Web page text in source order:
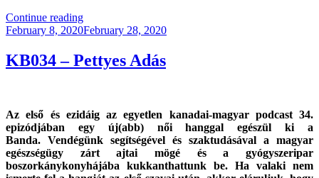
Continue reading“KB042
–
Szülőség
Hivatás
Posted
February 8, 2020February 28, 2020
KB034 – Pettyes Adás
Az első és ezidáig az egyetlen kanadai-magyar podcast 34.
epizódjában egy új(abb) női hanggal egészül ki a
Banda. Vendégünk segítségével és szaktudásával a magyar
egészségügy zárt ajtai mögé és a gyógyszeripar
boszorkánykonyhájába kukkanthattunk be. Ha valaki nem